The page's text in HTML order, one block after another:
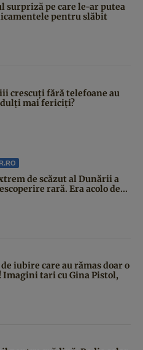
surpriză pe care le-ar putea
pentru slăbit
crescuți fără telefoane au
mai fericiți?
de scăzut al Dunării a
rară. Era acolo de...
iubire care au rămas doar o
tari cu Gina Pistol,